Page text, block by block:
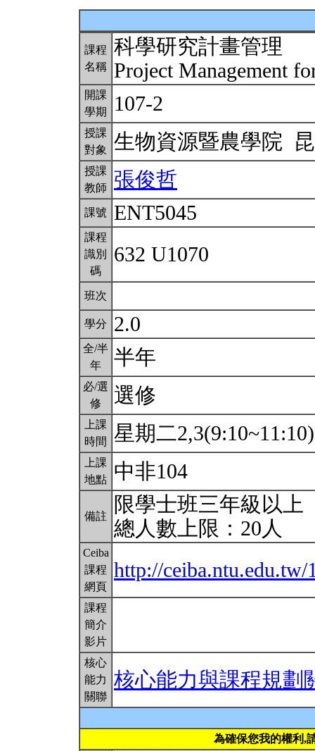
課程
名稱
科學研究計畫管理
Project Management
開課
學期
107-2
授課
對象
生物資源暨農學院
授課
教師
張俊哲
課號 ENT5045
課程
識別
碼
632 U1070
班次
學分 2.0
全/半
年
半年
必/選
修
選修
上課
時間
星期二
上課
地點
中非104
備註
限學士班三年級以上
總人數上限：20人
Ceiba
課程
網頁
http://
課程
簡介
影片
核心
能力
關聯
核心能力與課程規劃
為確保您我的權利,